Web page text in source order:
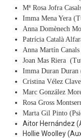
Preinscripció 2024-
Llistat de llibres
Enllaços
Fotografies
Mª Rosa Jofra
Imma Mena Yera
Anna Domènech
Patrícia Català
Anna Martín
Joan Mas Riera
Imma Duran Duran
Cristina Vélez
Marc González
Rosa Gross
Marta Gil Pinto
Aitor Hernández
Hollie Woolley